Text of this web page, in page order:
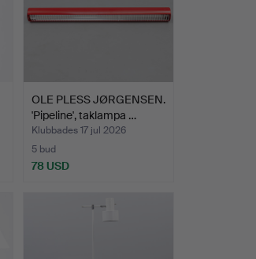
OLE PLESS JØRGENSEN.
'Pipeline', taklampa …
Klubbades 17 jul 2026
5 bud
78 USD